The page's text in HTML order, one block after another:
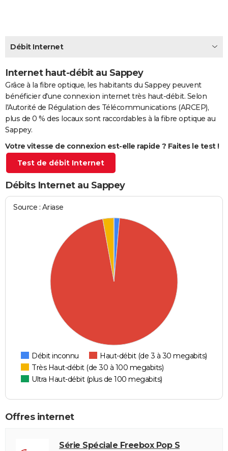
CARTE DE VOEUX
Carte de Noël
Carte Bonne année
Carte Saint-Valentin
Carte Pâques
Carte d'anniversaire
DICTIONNAIRE
PROGRAMME TV
COPAINS D'AVANT
S'inscrire
Se connecter
Lycées
Collèges
Primaires
Universités
Entreprises
Service militaire
Avis de recherche
Bricolage
Lifestyle
Culture
Sport
Auto
Television
Voyage
Cinema
Débit Internet
Internet haut-débit au Sappey
Grâce à la fibre optique, les habitants du Sappey peuvent
bénéficier d'une connexion internet très haut-débit. Selon
l'Autorité de Régulation des Télécommunications (ARCEP),
plus de 0 % des locaux sont raccordables à la fibre optique au
Sappey.
Votre vitesse de connexion est-elle rapide ? Faites le test !
Test de débit Internet
Débits Internet au Sappey
Source : Ariase
Débit inconnu
Haut-débit (de 3 à 30 megabits)
Très Haut-débit (de 30 à 100 megabits)
Ultra Haut-débit (plus de 100 megabits)
Offres internet
Série Spéciale Freebox Pop S